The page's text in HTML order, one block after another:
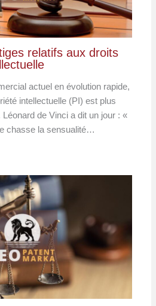
relatifs aux droits
actuel en évolution rapide,
intellectuelle (PI) est plus
de Vinci a dit un jour : «
chasse la sensualité…